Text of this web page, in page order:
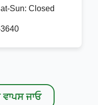
Sun: Closed
ਜਾਓ